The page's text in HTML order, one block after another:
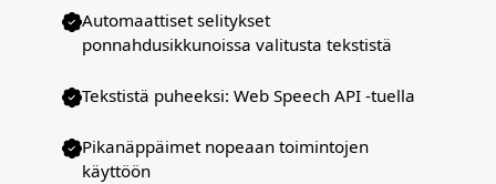
Automaattiset selitykset
ponnahdusikkunoissa valitusta tekstistä
Tekstistä puheeksi: Web Speech API -tuella
Pikanäppäimet nopeaan toimintojen
käyttöön